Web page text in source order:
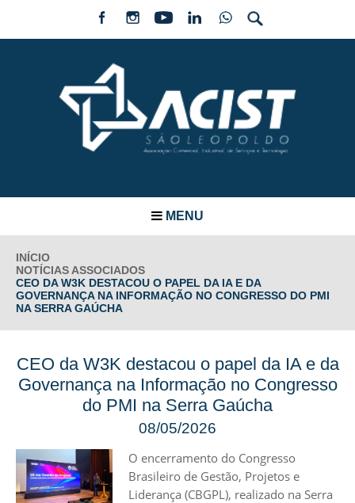
MENU
INÍCIO
NOTÍCIAS ASSOCIADOS
CEO DA W3K DESTACOU O PAPEL DA IA E DA
GOVERNANÇA NA INFORMAÇÃO NO CONGRESSO DO PMI
NA SERRA GAÚCHA
CEO da W3K destacou o papel da IA e da
Governança na Informação no Congresso
do PMI na Serra Gaúcha
08/05/2026
O encerramento do Congresso
Brasileiro de Gestão, Projetos e
Liderança (CBGPL), realizado na Serra